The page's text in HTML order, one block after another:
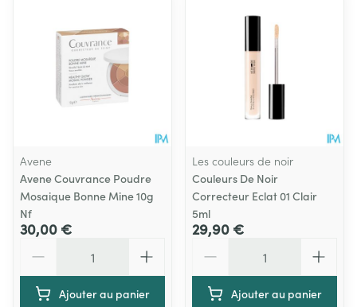
Avene
Avene Couvrance Poudre
Mosaique Bonne Mine 10g
Nf
30,00 €
Ajouter au panier
Les couleurs de noir
Couleurs De Noir
Correcteur Eclat 01 Clair
5ml
29,90 €
Ajouter au panier